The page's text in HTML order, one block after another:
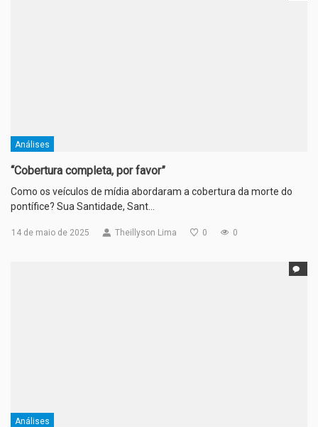
Análises
“Cobertura completa, por favor”
Como os veículos de mídia abordaram a cobertura da morte do
pontífice? Sua Santidade, Sant…
14 de maio de 2025 Theillyson Lima 0 0
Análises